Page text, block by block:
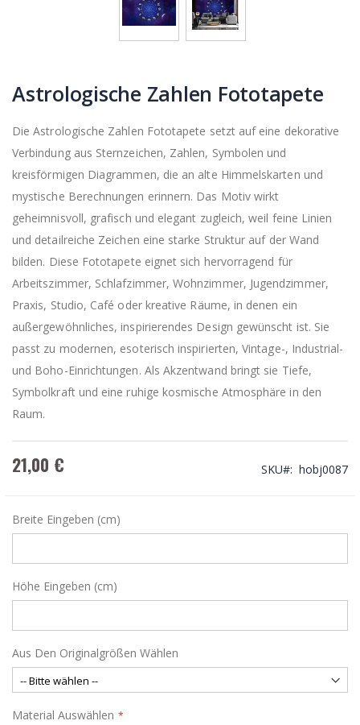
Astrologische Zahlen Fototapete
Die Astrologische Zahlen Fototapete setzt auf eine dekorative
Verbindung aus Sternzeichen, Zahlen, Symbolen und
kreisförmigen Diagrammen, die an alte Himmelskarten und
mystische Berechnungen erinnern. Das Motiv wirkt
geheimnisvoll, grafisch und elegant zugleich, weil feine Linien
und detailreiche Zeichen eine starke Struktur auf der Wand
bilden. Diese Fototapete eignet sich hervorragend für
Arbeitszimmer, Schlafzimmer, Wohnzimmer, Jugendzimmer,
Praxis, Studio, Café oder kreative Räume, in denen ein
außergewöhnliches, inspirierendes Design gewünscht ist. Sie
passt zu modernen, esoterisch inspirierten, Vintage-, Industrial-
und Boho-Einrichtungen. Als Akzentwand bringt sie Tiefe,
Symbolkraft und eine ruhige kosmische Atmosphäre in den
Raum.
21,00 € SKU hobj0087
Breite Eingeben (cm)
Höhe Eingeben (cm)
Aus Den Originalgrößen Wählen
Material Auswählen